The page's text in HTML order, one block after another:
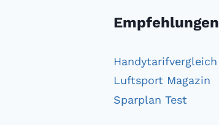
Empfehlungen
Handytarifvergleich
Luftsport Magazin
Sparplan Test